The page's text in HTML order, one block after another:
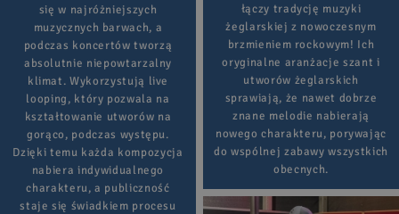
łączy tradycję muzyki
żeglarskiej z nowoczesnym
brzmieniem rockowym! Ich
oryginalne aranżacje szant i
utworów żeglarskich
sprawiają, że nawet dobrze
znane melodie nabierają
nowego charakteru, porywając
do wspólnej zabawy wszystkich
obecnych.
się w najróżniejszych
muzycznych barwach, a
podczas koncertów tworzą
absolutnie niepowtarzalny
klimat. Wykorzystują live
looping, który pozwala na
kształtowanie utworów na
gorąco, podczas występu.
Dzięki temu każda kompozycja
nabiera indywidualnego
charakteru, a publiczność
staje się świadkiem procesu